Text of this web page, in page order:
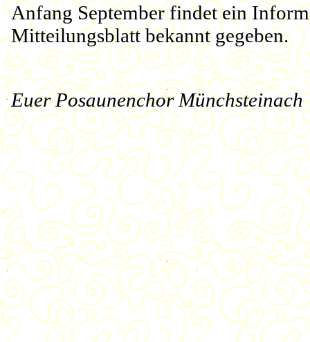
Anfang September findet ein
Mitteilungsblatt bekannt gegeben.
Euer Posaunenchor Münchsteinach